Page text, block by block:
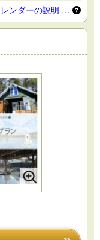
ンダーの説明 …